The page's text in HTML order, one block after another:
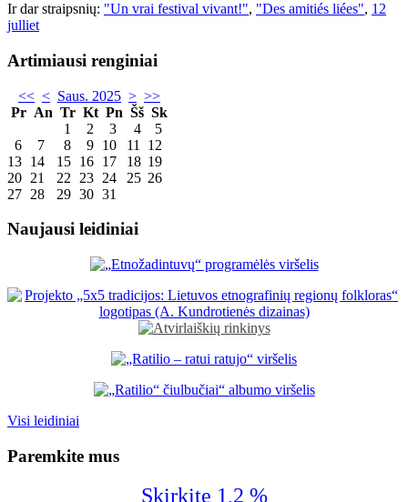
Ir dar straipsnių: "Un vrai festival vivant!", "Des amitiés liées", 12
julliet
Artimiausi renginiai
<< < Saus. 2025 > >>
Pr An Tr Kt Pn Šš Sk
1
2 3 4
5
6
7 8 9 10 11
12
13 14 15 16 17 18 19
20 21 22 23 24 25 26
27 28 29 30 31
Naujausi leidiniai
Visi leidiniai
Paremkite mus
Skirkite 1,2 %